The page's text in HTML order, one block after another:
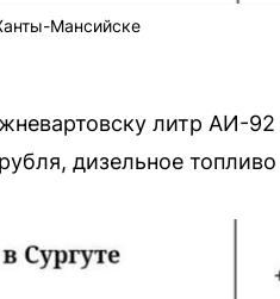
Мансийске
литр АИ-
дизельное